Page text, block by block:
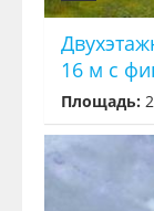
16 м с
Площадь: